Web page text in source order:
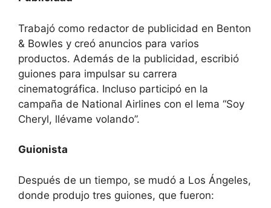
Trabajó como redactor de publicidad en Benton
& Bowles y creó anuncios para varios
productos. Además de la publicidad, escribió
guiones para impulsar su carrera
cinematográfica. Incluso participó en la
campaña de National Airlines con el lema “Soy
Cheryl, llévame volando”.
Guionista
Después de un tiempo, se mudó a Los Ángeles,
donde produjo tres guiones, que fueron: